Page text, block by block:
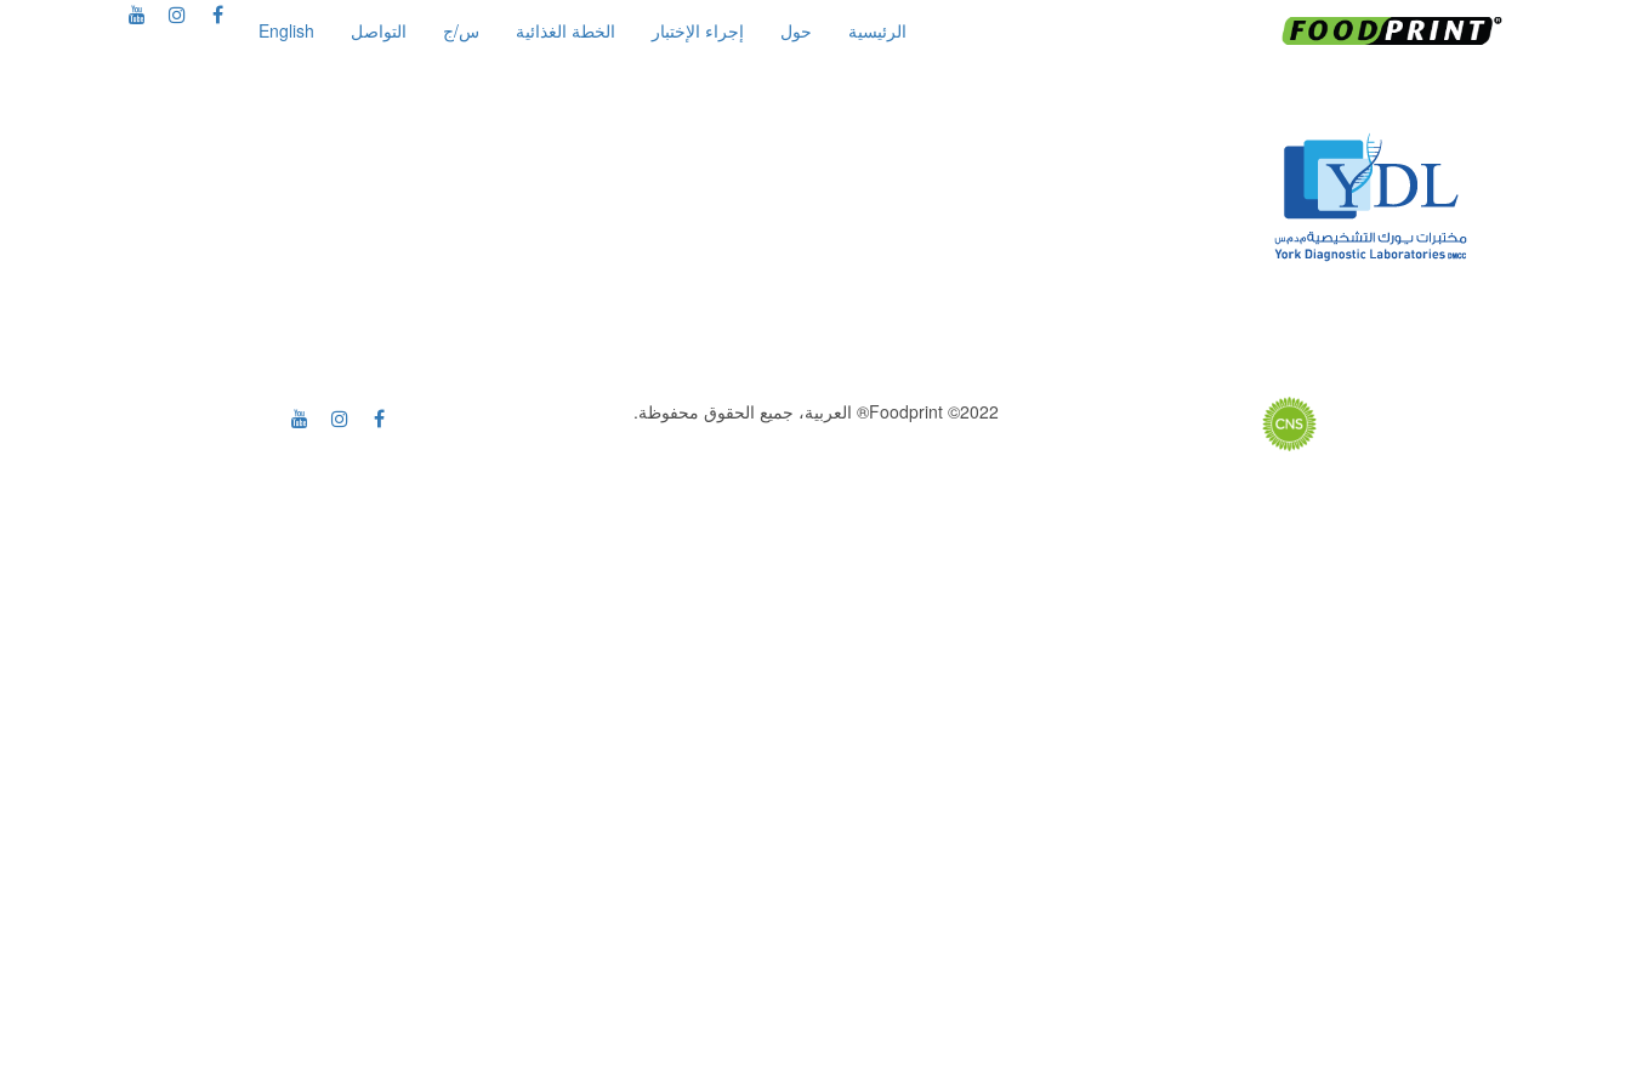
الرئيسية حول إجراء الإختبار الخطة الغذائية س/ج التواصل English
2022© Foodprint® العربية، جميع الحقوق محفوظة.